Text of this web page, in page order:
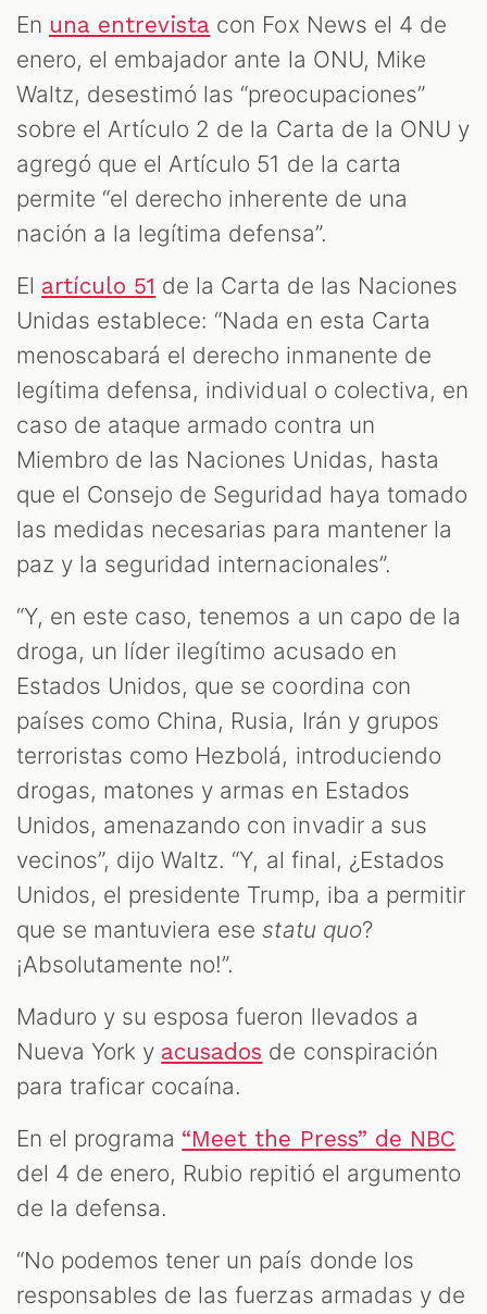
En una entrevista con Fox News el 4 de
enero, el embajador ante la ONU, Mike
Waltz, desestimó las “preocupaciones”
sobre el Artículo 2 de la Carta de la ONU y
agregó que el Artículo 51 de la carta
permite “el derecho inherente de una
nación a la legítima defensa”.
El artículo 51 de la Carta de las Naciones
Unidas establece: “Nada en esta Carta
menoscabará el derecho inmanente de
legítima defensa, individual o colectiva, en
caso de ataque armado contra un
Miembro de las Naciones Unidas, hasta
que el Consejo de Seguridad haya tomado
las medidas necesarias para mantener la
paz y la seguridad internacionales”.
“Y, en este caso, tenemos a un capo de la
droga, un líder ilegítimo acusado en
Estados Unidos, que se coordina con
países como China, Rusia, Irán y grupos
terroristas como Hezbolá, introduciendo
drogas, matones y armas en Estados
Unidos, amenazando con invadir a sus
vecinos”, dijo Waltz. “Y, al final, ¿Estados
Unidos, el presidente Trump, iba a permitir
que se mantuviera esestatu quo?
¡Absolutamente no!”.
Maduro y su esposa fueron llevados a
Nueva York y acusados de conspiración
para traficar cocaína.
En el programa “Meet the Press” de NBC
del 4 de enero, Rubio repitió el argumento
de la defensa.
“No podemos tener un país donde los
responsables de las fuerzas armadas y de